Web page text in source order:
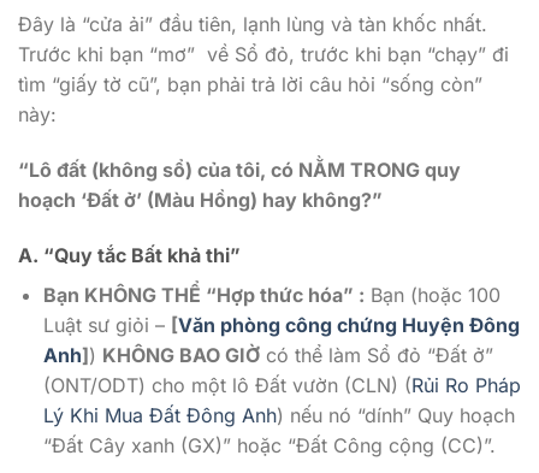
Đây là “cửa ải” đầu tiên, lạnh lùng và tàn khốc nhất.
Trước khi bạn “mơ” về Sổ đỏ, trước khi bạn “chạy” đi
tìm “giấy tờ cũ”, bạn phải trả lời câu hỏi “sống còn”
này:
“Lô đất (không sổ) của tôi, có NẰM TRONG quy
hoạch ‘Đất ở’ (Màu Hồng) hay không?”
A. “Quy tắc Bất khả thi”
Bạn KHÔNG THỂ “Hợp thức hóa” : Bạn (hoặc 100
Luật sư giỏi – [Văn phòng công chứng Huyện Đông
Anh]) KHÔNG BAO GIỜcó thể làm Sổ đỏ “Đất ở”
(ONT/ODT) cho một lô Đất vườn (CLN) (Rủi Ro Pháp
Lý Khi Mua Đất Đông Anh) nếu nó “dính” Quy hoạch
“Đất Cây xanh (GX)” hoặc “Đất Công cộng (CC)”.